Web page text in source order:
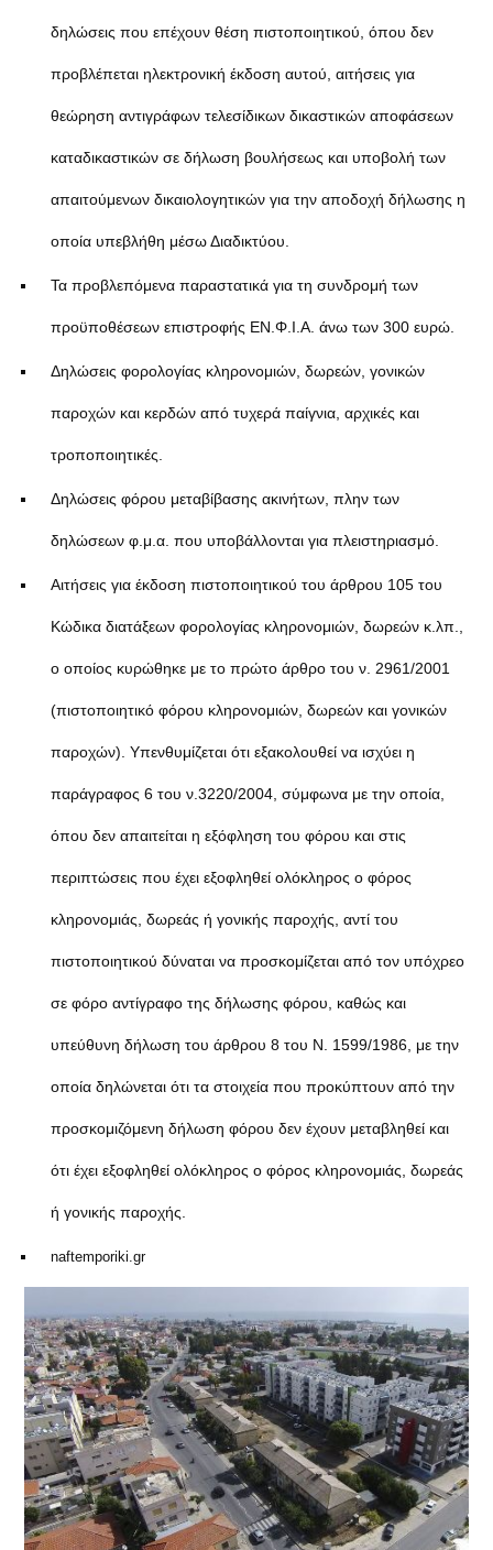
δηλώσεις που επέχουν θέση πιστοποιητικού, όπου δεν
προβλέπεται ηλεκτρονική έκδοση αυτού, αιτήσεις για
θεώρηση αντιγράφων τελεσίδικων δικαστικών αποφάσεων
καταδικαστικών σε δήλωση βουλήσεως και υποβολή των
απαιτούμενων δικαιολογητικών για την αποδοχή δήλωσης η
οποία υπεβλήθη μέσω Διαδικτύου.
Τα προβλεπόμενα παραστατικά για τη συνδρομή των
προϋποθέσεων επιστροφής ΕΝ.Φ.Ι.Α. άνω των 300 ευρώ.
Δηλώσεις φορολογίας κληρονομιών, δωρεών, γονικών
παροχών και κερδών από τυχερά παίγνια, αρχικές και
τροποποιητικές.
Δηλώσεις φόρου μεταβίβασης ακινήτων, πλην των
δηλώσεων φ.μ.α. που υποβάλλονται για πλειστηριασμό.
Αιτήσεις για έκδοση πιστοποιητικού του άρθρου 105 του
Κώδικα διατάξεων φορολογίας κληρονομιών, δωρεών κ.λπ.,
ο οποίος κυρώθηκε με το πρώτο άρθρο του ν. 2961/2001
(πιστοποιητικό φόρου κληρονομιών, δωρεών και γονικών
παροχών). Υπενθυμίζεται ότι εξακολουθεί να ισχύει η
παράγραφος 6 του ν.3220/2004, σύμφωνα με την οποία,
όπου δεν απαιτείται η εξόφληση του φόρου και στις
περιπτώσεις που έχει εξοφληθεί ολόκληρος ο φόρος
κληρονομιάς, δωρεάς ή γονικής παροχής, αντί του
πιστοποιητικού δύναται να προσκομίζεται από τον υπόχρεο
σε φόρο αντίγραφο της δήλωσης φόρου, καθώς και
υπεύθυνη δήλωση του άρθρου 8 του Ν. 1599/1986, με την
οποία δηλώνεται ότι τα στοιχεία που προκύπτουν από την
προσκομιζόμενη δήλωση φόρου δεν έχουν μεταβληθεί και
ότι έχει εξοφληθεί ολόκληρος ο φόρος κληρονομιάς, δωρεάς
ή γονικής παροχής.
naftemporiki.gr